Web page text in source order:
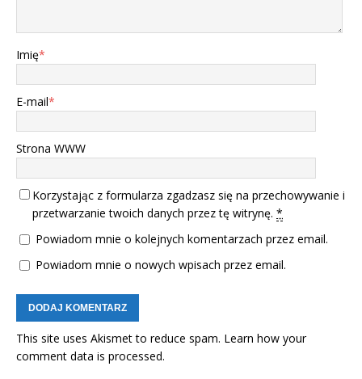
Imię*
E-mail*
Strona WWW
Korzystając z formularza zgadzasz się na przechowywanie i
przetwarzanie twoich danych przez tę witrynę. *
Powiadom mnie o kolejnych komentarzach przez email.
Powiadom mnie o nowych wpisach przez email.
This site uses Akismet to reduce spam. Learn how your
comment data is processed.